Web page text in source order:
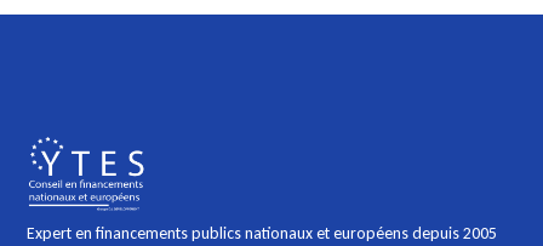
Expert en financements publics nationaux et européens depuis 2005